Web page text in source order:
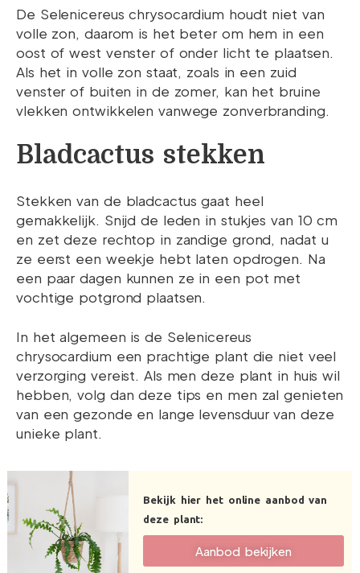
De Selenicereus chrysocardium houdt niet van
volle zon, daarom is het beter om hem in een
oost of west venster of onder licht te plaatsen.
Als het in volle zon staat, zoals in een zuid
venster of buiten in de zomer, kan het bruine
vlekken ontwikkelen vanwege zonverbranding.
Bladcactus stekken
Stekken van de bladcactus gaat heel
gemakkelijk. Snijd de leden in stukjes van 10 cm
en zet deze rechtop in zandige grond, nadat u
ze eerst een weekje hebt laten opdrogen. Na
een paar dagen kunnen ze in een pot met
vochtige potgrond plaatsen.
In het algemeen is de Selenicereus
chrysocardium een prachtige plant die niet veel
verzorging vereist. Als men deze plant in huis wil
hebben, volg dan deze tips en men zal genieten
van een gezonde en lange levensduur van deze
unieke plant.
Bekijk hier het online aanbod van
deze plant:
Aanbod bekijken